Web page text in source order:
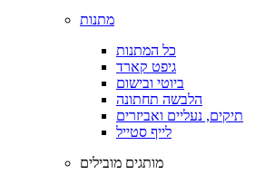
מתנות
כל המתנות
גיפט קארד
ביוטי ובישום
הלבשה תחתונה
תיקים, נעליים ואביזרים
לייף סטייל
מותגים מובילים